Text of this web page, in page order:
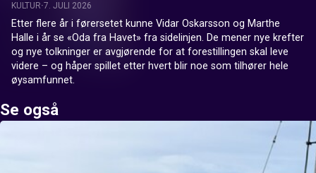
KULTUR 7. JULI 2026
Etter flere år i førersetet kunne Vidar Oskarsson og Marthe
Halle i år se «Oda fra Havet» fra sidelinjen. De mener nye krefter
og nye tolkninger er avgjørende for at forestillingen skal leve
videre – og håper spillet etter hvert blir noe som tilhører hele
øysamfunnet.
Se også